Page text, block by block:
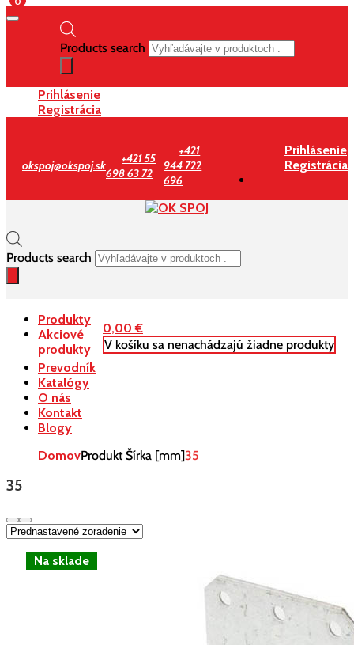
Products search
Prihlásenie
Registrácia
okspoj@okspoj.sk
+421 55
698 63 72
+421
944 722
696
Prihlásenie
Registrácia
Products search
0,00€
V košíku sa nenachádzajú žiadne produkty
Produkty
Akciové
produkty
Prevodník
Katalógy
O nás
Kontakt
Blogy
DomovProdukt Šírka [mm]35
35